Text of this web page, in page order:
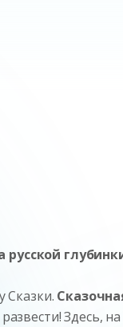
Сказки.
Здесь,